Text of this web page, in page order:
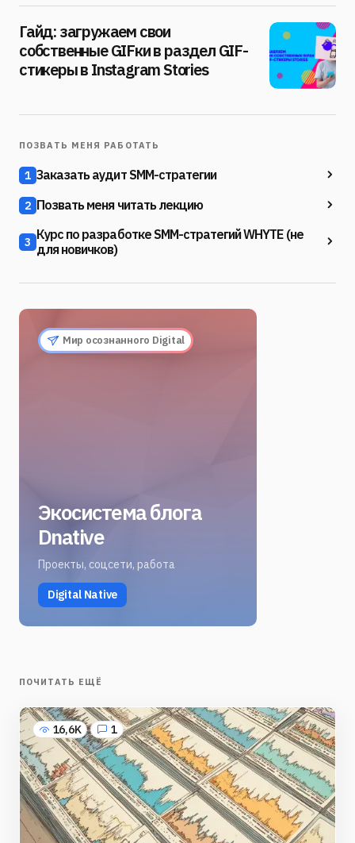
Гайд: загружаем свои
собственные GIFки в раздел GIF-
стикеры в Instagram Stories
ПОЗВАТЬ МЕНЯ РАБОТАТЬ
1 Заказать аудит SMM-стратегии
2 Позвать меня читать лекцию
3 Курс по разработке SMM-стратегий WHYTE (не
для новичков)
Мир осознанного Digital
Экосистема блога
Dnative
Проекты, соцсети, работа
Digital Native
ПОЧИТАТЬ ЕЩЁ
16,6K 1